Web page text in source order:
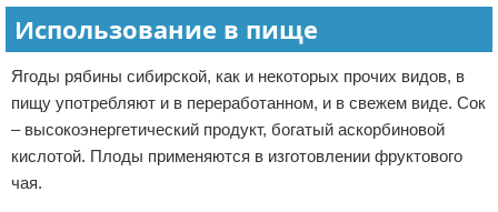
Использование в пище
Ягоды рябины сибирской, как и некоторых прочих видов, в
пищу употребляют и в переработанном, и в свежем виде. Сок
– высокоэнергетический продукт, богатый аскорбиновой
кислотой. Плоды применяются в изготовлении фруктового
чая.